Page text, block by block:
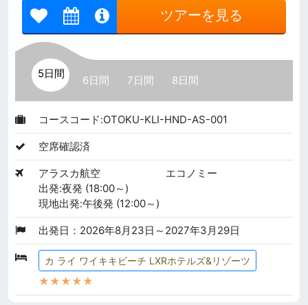
ツアーを見る
5日間
6日間 7日間 8日間
コースコード:OTOKU-KLI-HND-AS-001
空席確認済
アラスカ航空
エコノミー
出発:夜発 (18:00～)
現地出発:午後発 (12:00～)
出発日：2026年8月23日～2027年3月29日
カ ライ ワイキキビーチ LXRホテルズ&リゾーツ
★★★★★